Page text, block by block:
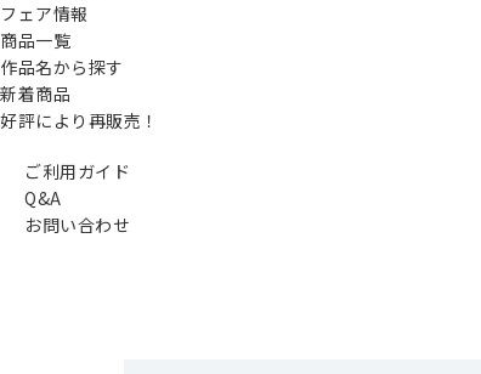
フェア情報
商品一覧
作品名から探す
新着商品
好評により再販売！
ご利用ガイド
Q&A
お問い合わせ